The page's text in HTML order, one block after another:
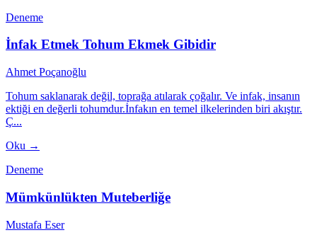
Deneme
İnfak Etmek Tohum Ekmek Gibidir
Ahmet Poçanoğlu
Tohum saklanarak değil, toprağa atılarak çoğalır. Ve infak, insanın
ektiği en değerli tohumdur.İnfakın en temel ilkelerinden biri akıştır.
Ç...
Oku →
Deneme
Mümkünlükten Muteberliğe
Mustafa Eser